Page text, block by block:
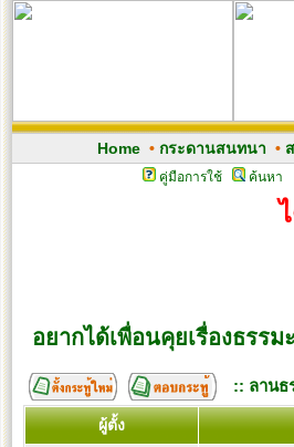
Home• กระดานสนทนา •
คู่มือการใช้ ค้นหา
อยากได้เพื่อนคุยเรื่องธรรมะ
:: ลานธ
ผู้ตั้ง